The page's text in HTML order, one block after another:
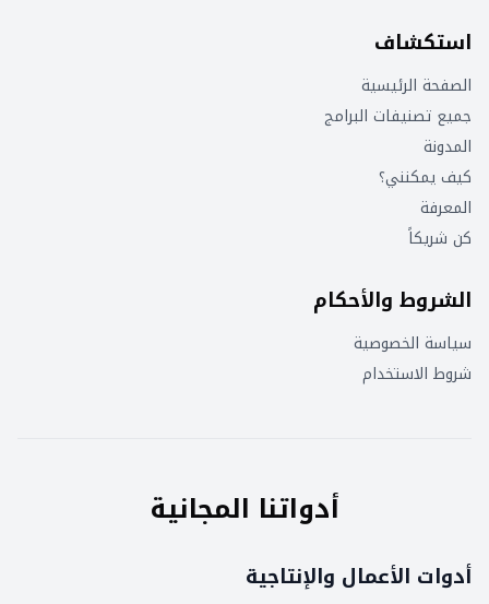
استكشاف
الصفحة الرئيسية
جميع تصنيفات البرامج
المدونة
كيف يمكنني؟
المعرفة
كن شريكاً
الشروط والأحكام
سياسة الخصوصية
شروط الاستخدام
أدواتنا المجانية
أدوات الأعمال والإنتاجية